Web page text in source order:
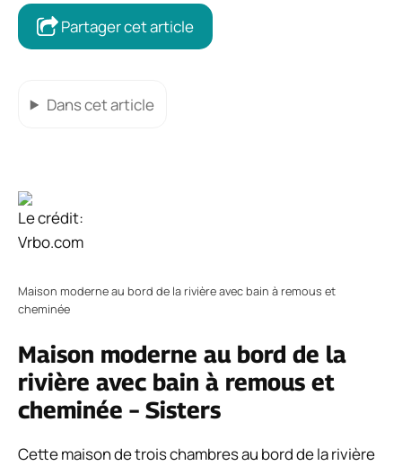
Partager cet article
Dans cet article
Le crédit:
Vrbo.com
Maison moderne au bord de la rivière avec bain à remous et
cheminée
Maison moderne au bord de la
rivière avec bain à remous et
cheminée – Sisters
Cette maison de trois chambres au bord de la rivière